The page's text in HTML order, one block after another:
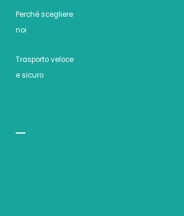
Perché scegliere
noi
Trasporto veloce
e sicuro